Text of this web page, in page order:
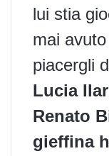
lui stia
mai
piacergli
Lucia
Renato
gieffina